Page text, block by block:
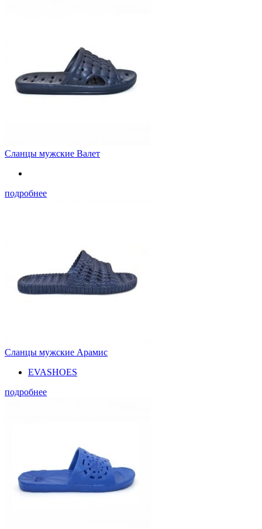
Сланцы мужские Валет
подробнее
Сланцы мужские Арамис
EVASHOES
подробнее